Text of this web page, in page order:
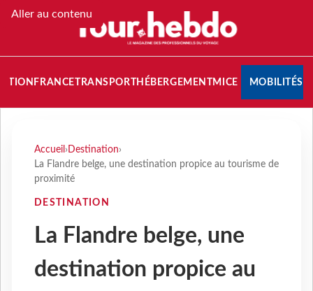
Aller au contenu
FRANCETRANSPORT HÉBERGEMENTMICE MOBILITÉS
Accueil › Destination›
La Flandre belge, une destination propice au tourisme de
proximité
DESTINATION
La Flandre belge, une
destination propice au